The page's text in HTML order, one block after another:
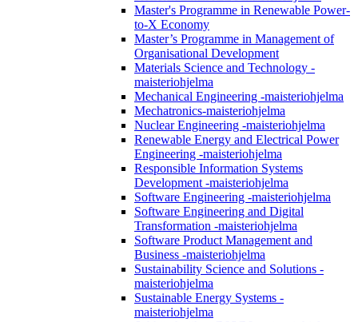
Master's Programme in Renewable Power-
to-X Economy
Master’s Programme in Management of
Organisational Development
Materials Science and Technology -
maisteriohjelma
Mechanical Engineering -maisteriohjelma
Mechatronics-maisteriohjelma
Nuclear Engineering -maisteriohjelma
Renewable Energy and Electrical Power
Engineering -maisteriohjelma
Responsible Information Systems
Development -maisteriohjelma
Software Engineering -maisteriohjelma
Software Engineering and Digital
Transformation -maisteriohjelma
Software Product Management and
Business -maisteriohjelma
Sustainability Science and Solutions -
maisteriohjelma
Sustainable Energy Systems -
maisteriohjelma